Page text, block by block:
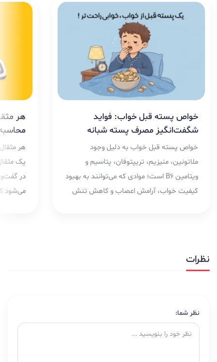
خواص پسته قبل خواب: فواید
شگفت‌انگیز مصرف پسته شبانه
خواص پسته قبل خواب به دلیل وجود
ملاتونین، منیزیم، تریپتوفان، پتاسیم و
ویتامین B6 است؛ موادی که می‌توانند به بهبود
کیفیت خواب، آرامش اعصاب و کاهش تنش
هر
هر
می‌شود
نظرات
نظر شما: